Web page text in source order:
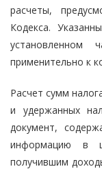
расчеты,
Кодекса.
установленном
применительно к
Расчет сумм
и удержанных
документ,
информацию в
получившим